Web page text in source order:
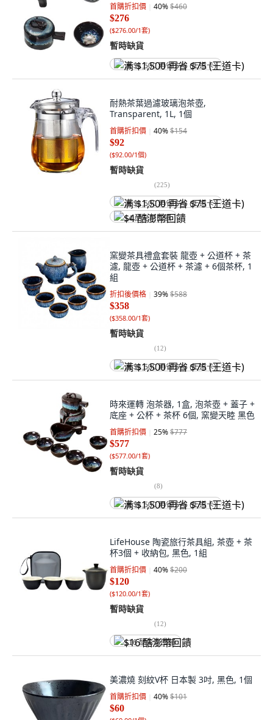
首購折扣價 40%$460
$276
($276.00/1套)
暫時缺貨
满 $1,500 再省 $75 (王道卡)
耐熱茶葉過濾玻璃泡茶壺,
Transparent, 1L, 1個
首購折扣價 40%$154
$92
($92.00/1個)
暫時缺貨
(225)
满 $1,500 再省 $75 (王道卡)
$4 酷澎幣回饋
窯變茶具禮盒套裝 龍壺 + 公道杯 + 茶
濾, 龍壺 + 公道杯 + 茶濾 + 6個茶杯, 1
組
折扣後價格 39%$588
$358
($358.00/1套)
暫時缺貨
(12)
满 $1,500 再省 $75 (王道卡)
時來運轉 泡茶器, 1盒, 泡茶壺 + 蓋子 +
底座 + 公杯 + 茶杯 6個, 窯變天睦 黑色
首購折扣價 25%$777
$577
($577.00/1套)
暫時缺貨
(8)
满 $1,500 再省 $75 (王道卡)
LifeHouse 陶瓷旅行茶具組, 茶壺 + 茶
杯3個 + 收納包, 黑色, 1組
首購折扣價 40%$200
$120
($120.00/1套)
暫時缺貨
(12)
$16 酷澎幣回饋
美濃燒 刻紋V杯 日本製 3吋, 黑色, 1個
首購折扣價 40%$101
$60